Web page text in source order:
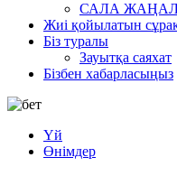
САЛА
Жиі қойылатын
Біз туралы
Зауытқа саяхат
Бізбен хабарласыңыз
Үй
Өнімдер